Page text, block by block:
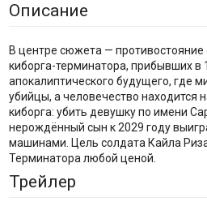
Описание
В центре сюжета — противостояние
киборга-терминатора, прибывших в
апокалиптического будущего, где
убийцы, а человечество находится
киборга: убить девушку по имени
нерождённый сын к 2029 году
машинами. Цель солдата Кайла
Терминатора любой ценой.
Трейлер